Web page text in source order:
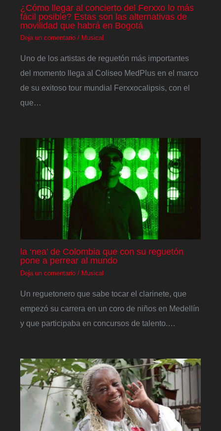
¿Cómo llegar al concierto del Ferxxo lo más
fácil posible? Estas son las alternativas de
movilidad que habrá en Bogotá
Deja un comentario / Musical
Uno de los artistas de reguetón más importantes
del momento llega al Coliseo MedPlus en el marco
de su exitoso tour mundial Ferxxocalipsis, con el
que…
la ‘nea’ de Colombia que con su reguetón
pone a perrear al mundo
Deja un comentario / Musical
Un reguetonero que sabe tocar el clarinete, que
empezó su carrera en un coro de niños en Medellín
y que participaba en concursos de talento.…